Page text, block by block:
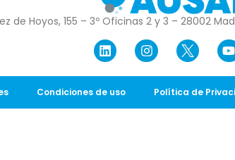
de Hoyos, 155 – 3º Oficinas 2 y 3 – 28002
Condiciones de uso Política de